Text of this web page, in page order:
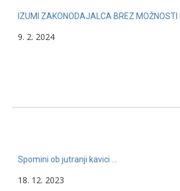
IZUMI ZAKONODAJALCA BREZ
9. 2. 2024
Spomini ob jutranji kavici …
18. 12. 2023